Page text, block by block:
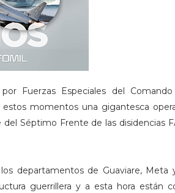
Fuerzas Especiales del
estos momentos una gigantesca
Séptimo Frente de las disidencias
departamentos de Guaviare, Meta
guerrillera y a esta hora están